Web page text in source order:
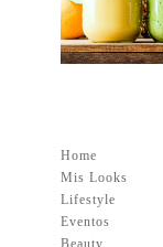
Home
Mis Looks
Lifestyle
Eventos
Beauty